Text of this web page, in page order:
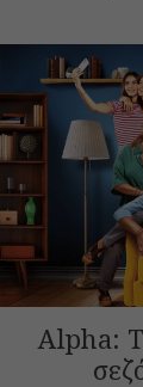
Alpha: